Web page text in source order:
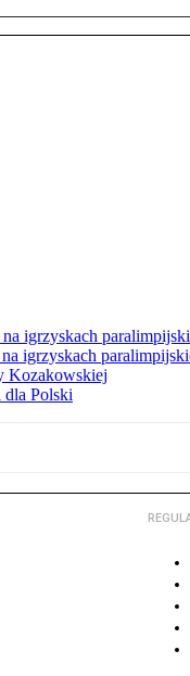
igrzyskach
igrzyskach
Kozakowskiej
dla Polski